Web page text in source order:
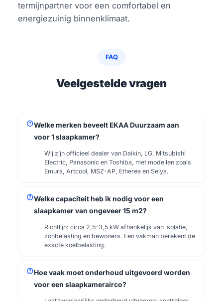
termijnpartner voor een comfortabel en
energiezuinig binnenklimaat.
FAQ
Veelgestelde vragen
helpWelke merken beveelt EKAA Duurzaam aan
voor 1 slaapkamer?
Wij zijn officieel dealer van Daikin, LG, Mitsubishi
Electric, Panasonic en Toshiba, met modellen zoals
Emura, Artcool, MSZ-AP, Etherea en Seiya.
helpWelke capaciteit heb ik nodig voor een
slaapkamer van ongeveer 15 m2?
Richtlijn: circa 2,5–3,5 kW afhankelijk van isolatie,
zonbelasting en bewoners. Een vakman berekent de
exacte koelbelasting.
helpHoe vaak moet onderhoud uitgevoerd worden
voor een slaapkamerairco?